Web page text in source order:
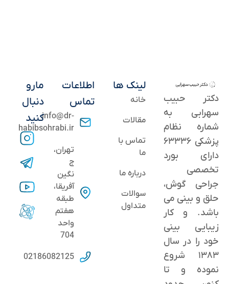
دکتر حبیب
سهرابی به
شماره نظام
پزشکی ۶۳۳۳۶
دارای بورد
تخصصی
جراحی گوش،
حلق و بینی می
باشد. و کار
زیبایی بینی
خود را در سال
۱۳۸۳ شروع
نموده و تا
لینک ها
خانه
مقالات
تماس با
ما
درباره ما
سوالات
متداول
اطلاعات
تماس
info@dr-
habibsohrabi.ir
تهران،
ج
نگین
آفریقا،
طبقه
هفتم
واحد
704
02186082125
مارو
دنبال
کنید